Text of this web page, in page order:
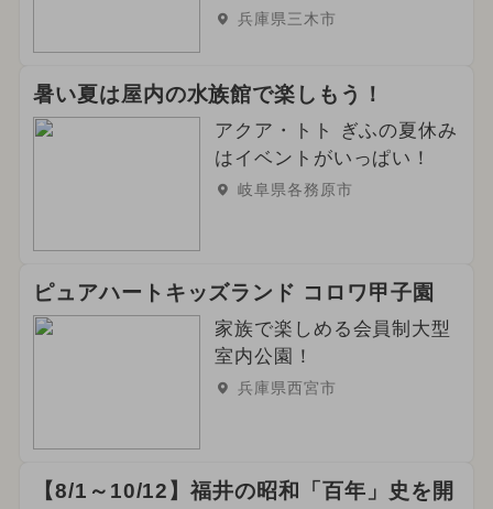
兵庫県三木市
暑い夏は屋内の水族館で楽しもう！
アクア・トト ぎふの夏休み
はイベントがいっぱい！
岐阜県各務原市
ピュアハートキッズランド コロワ甲子園
家族で楽しめる会員制大型
室内公園！
兵庫県西宮市
【8/1～10/12】福井の昭和「百年」史を開